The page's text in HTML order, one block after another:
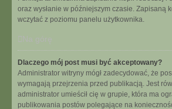
oraz wysłanie w późniejszym czasie. Zapisaną
wczytać z poziomu panelu użytkownika.
Na górę
Dlaczego mój post musi być akceptowany?
Administrator witryny mógł zadecydować, że
wymagają przejrzenia przed publikacją. Jest
administrator umieścił cię w grupie, która ma
publikowania postów polegające na